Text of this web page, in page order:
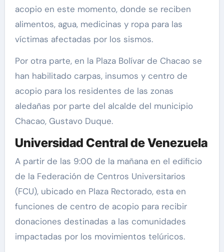
acopio en este momento, donde se reciben
alimentos, agua, medicinas y ropa para las
víctimas afectadas por los sismos.
Por otra parte, en la Plaza Bolívar de Chacao se
han habilitado carpas, insumos y centro de
acopio para los residentes de las zonas
aledañas por parte del alcalde del municipio
Chacao, Gustavo Duque.
Universidad Central de Venezuela
A partir de las 9:00 de la mañana en el edificio
de la Federación de Centros Universitarios
(FCU), ubicado en Plaza Rectorado, esta en
funciones de centro de acopio para recibir
donaciones destinadas a las comunidades
impactadas por los movimientos telúricos.